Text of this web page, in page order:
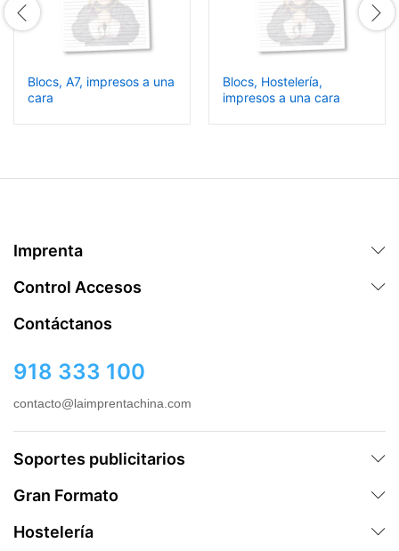
Blocs, A7, impresos a una
cara
Blocs, Hostelería,
impresos a una cara
Imprenta
Control Accesos
Contáctanos
918 333 100
contacto@laimprentachina.com
Soportes publicitarios
Gran Formato
Hostelería